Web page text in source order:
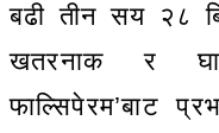
बढी तीन सय २८
खतरनाक र
फाल्सिपेरम’बाट